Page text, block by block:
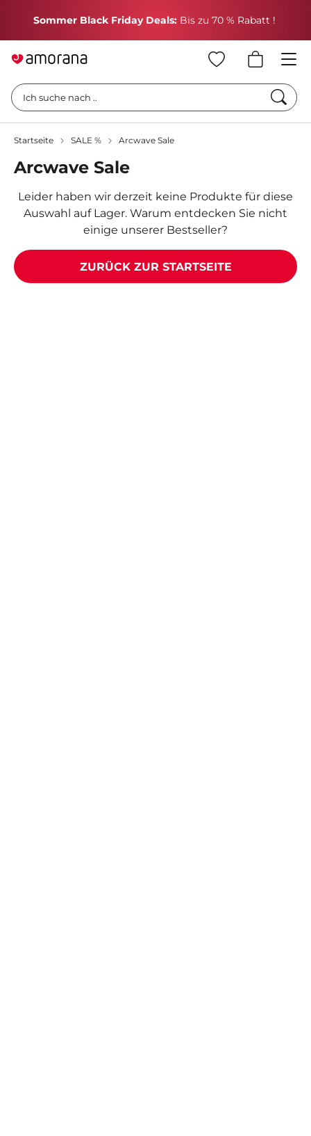
Sommer Black Friday Deals: Bis zu 70 % Rabatt !
Ich suche nach ..
Startseite SALE % Arcwave Sale
Arcwave Sale
Leider haben wir derzeit keine Produkte für diese
Auswahl auf Lager. Warum entdecken Sie nicht
einige unserer Bestseller?
ZURÜCK ZUR STARTSEITE